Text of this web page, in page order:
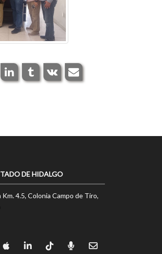
DE HIDALGO
4.5, Colonia Campo de Tiro,